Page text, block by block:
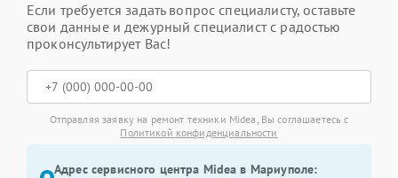
Если требуется задать вопрос специалисту, оставьте
свои данные и дежурный специалист с радостью
проконсультирует Вас!
Отправляя заявку на ремонт техники Midea, Вы соглашаетесь с
Политикой конфиденциальности
Адрес сервисного центра Midea в Мариуполе: